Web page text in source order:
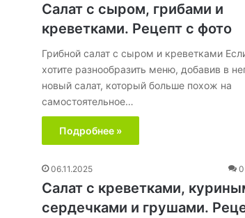
Салат с сыром, грибами и
креветками. Рецепт с фото
Грибной салат с сыром и креветками
хотите разнообразить меню, добавив в
новый салат, который больше похож на
самостоятельное…
Подробнее »
06.11.2025 0
Салат с креветками,
сердечками и грушами.